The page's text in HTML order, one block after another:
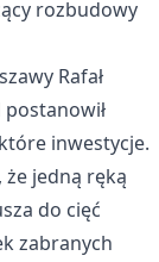
rozbudowy
Rafał
postanowił
inwestycje.
że jedną ręką
do cięć
zabranych